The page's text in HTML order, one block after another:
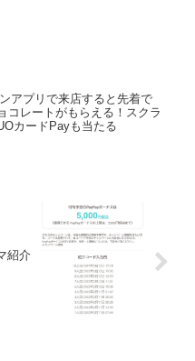
アプリで来店すると先着で
コレートがもらえる！スクラ
カードPayも当たる
紹介